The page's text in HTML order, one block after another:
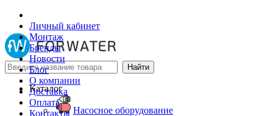
Личный кабинет
Монтаж
Бренды
Новости
Блог
О компании
Доставка
Оплата
Контакты
Каталог
Насосное оборудование